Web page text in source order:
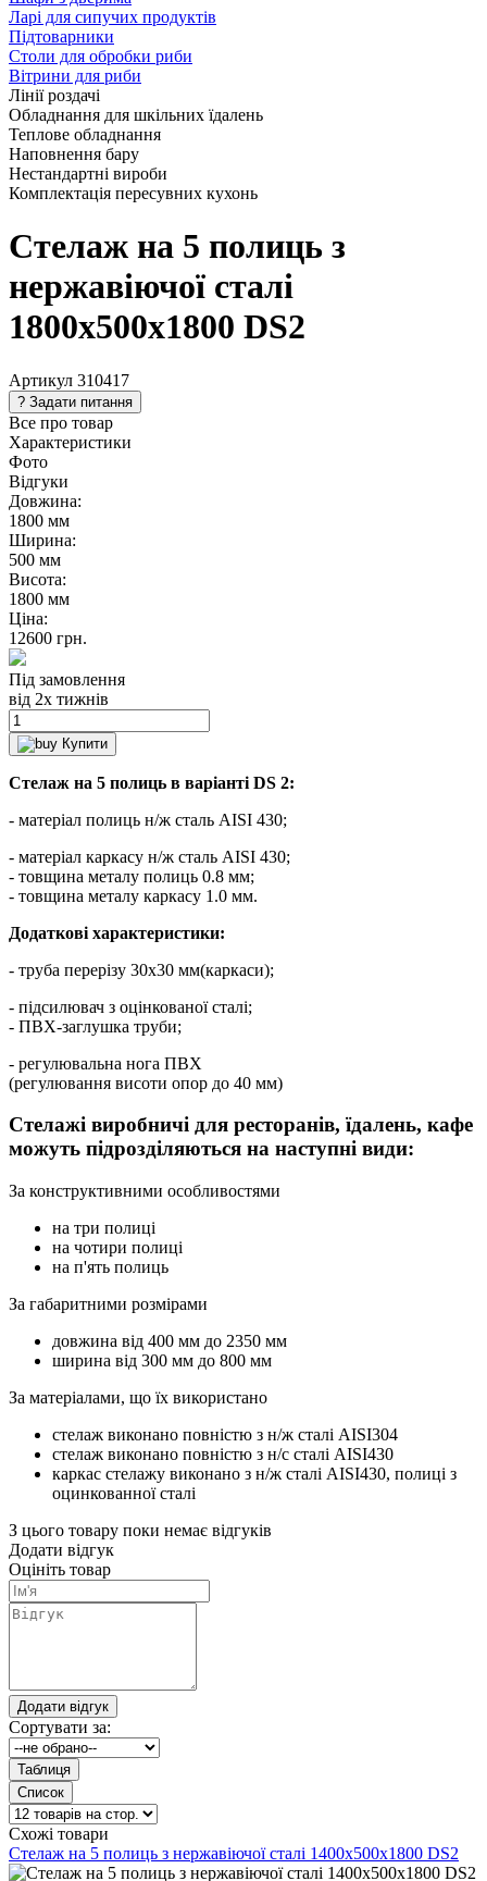
Ларі для сипучих продуктів
Підтоварники
Столи для обробки риби
Вітрини для риби
Лінії роздачі
Обладнання для шкільних їдалень
Теплове обладнання
Наповнення бару
Нестандартні вироби
Комплектація пересувних кухонь
Стелаж на 5 полиць з
нержавіючої сталі
1800х500х1800 DS2
Артикул 310417
Все про товар
Характеристики
Фото
Відгуки
Довжина:
1800 мм
Ширина:
500 мм
Висота:
1800 мм
Ціна:
12600 грн.
Під замовлення
від 2х тижнів
Купити
Стелаж на 5 полиць в варіанті DS 2:
- матеріал полиць н/ж сталь AISI 430;
- матеріал каркасу н/ж сталь AISI 430;
- товщина металу полиць 0.8 мм;
- товщина металу каркасу 1.0 мм.
Додаткові характеристики:
- труба перерізу 30х30 мм(каркаси);
- підсилювач з оцінкованої сталі;
- ПВХ-заглушка труби;
- регулювальна нога ПВХ
(регулювання висоти опор до 40 мм)
Стелажі виробничі для ресторанів, їдалень, кафе
можуть підрозділяються на наступні види:
За конструктивними особливостями
на три полиці
на чотири полиці
на п'ять полиць
За габаритними розмірами
довжина від 400 мм до 2350 мм
ширина від 300 мм до 800 мм
За матеріалами, що їх використано
стелаж виконано повністю з н/ж сталі AISI304
стелаж виконано повністю з н/с сталі AISI430
каркас стелажу виконано з н/ж сталі AISI430, полиці з
оцинкованної сталі
З цього товару поки немає відгуків
Додати відгук
Оцініть товар
Сортувати за:
Схожі товари
Стелаж на 5 полиць з нержавіючої сталі 1400х500х1800 DS2